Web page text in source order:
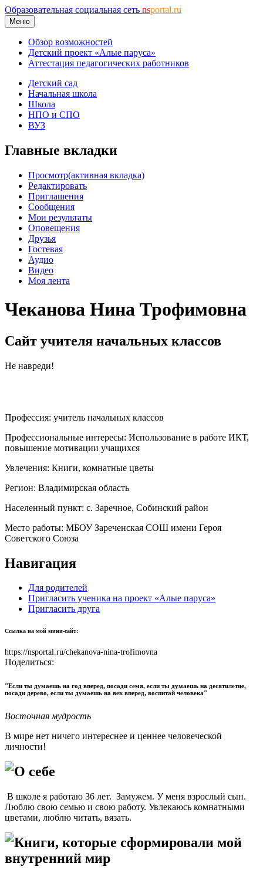
Образовательная социальная сеть nsportal.ru
Меню
Обзор возможностей
Детский проект «Алые паруса»
Аттестация педагогических работников
Детский сад
Начальная школа
Школа
НПО и СПО
ВУЗ
Главные вкладки
Просмотр(активная вкладка)
Редактировать
Приглашения
Сообщения
Мои результаты
Оповещения
Друзья
Гостевая
Аудио
Видео
Моя лента
Чеканова Нина Трофимовна
Сайт учителя начальных классов
Не навреди!
Профессия: учитель начальных классов
Профессиональные интересы: Использование в работе ИКТ,
повышение мотивации учащихся
Увлечения: Книги, комнатные цветы
Регион: Владимирская область
Населенный пункт: с. Заречное, Собинский район
Место работы: МБОУ Зареченская СОШ имени Героя
Советского Союза
Навигация
Для родителей
Пригласить ученика на проект «Алые паруса»
Пригласить друга
Ссылка на мой мини-сайт:
https://nsportal.ru/chekanova-nina-trofimovna
Поделиться:
"Если ты думаешь на год вперед, посади семя, если ты думаешь на десятилетие,
посади дерево, если ты думаешь на век вперед, воспитай человека"
Восточная мудрость
В мире нет ничего интереснее и ценнее человеческой
личности!
О себе
В школе я работаю 36 лет. Замужем. У меня взрослый сын.
Люблю свою семью и свою работу. Увлекаюсь комнатными
цветами, люблю читать, вязать.
Книги, которые сформировали мой
внутренний мир